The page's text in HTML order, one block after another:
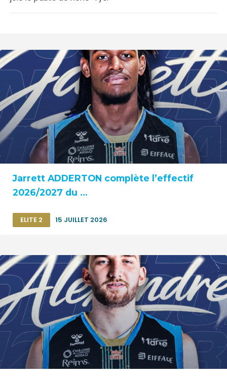
Jarrett ADDERTON complète l’effectif
2026/2027 du ...
ELITE 2 15 JUILLET 2026